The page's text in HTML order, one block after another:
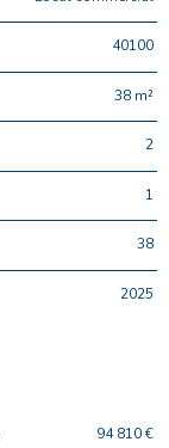
40100
38 m²
2
1
38
2025
94 810 €